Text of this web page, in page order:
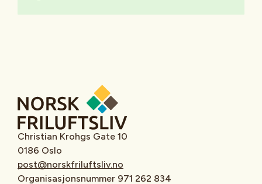
Christian Krohgs Gate 10
0186 Oslo
post@norskfriluftsliv.no
Organisasjonsnummer 971 262 834